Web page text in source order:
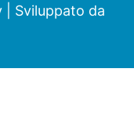
| Sviluppato da